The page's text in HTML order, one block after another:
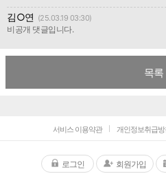
김○연 (25.03.19 03:30)
비공개 댓글입니다.
목록
서비스 이용약관 개인정보취급
로그인 회원가입